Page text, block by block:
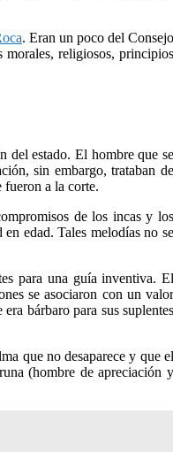
. Eran un poco del Consejo
morales, religiosos, principios
del estado. El hombre que se
sin embargo, trataban de
fueron a la corte.
de los incas y los
en edad. Tales melodías no se
para una guía inventiva. El
se asociaron con un valor
bárbaro para sus suplentes
que no desaparece y que el
(hombre de apreciación y